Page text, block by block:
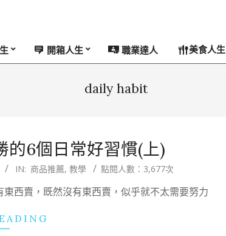
開箱人生 職業達人 美食人生
daily habit
的6個日常好習慣(上)
IN: 商品推薦, 教學 點閱人數：3,677次
西賣，既然沒有東西賣，似乎就不太需要努力